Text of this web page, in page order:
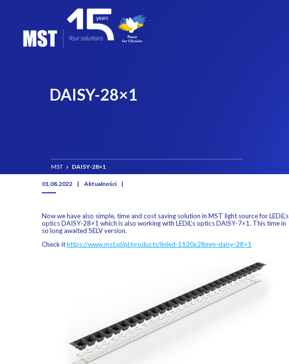
DAISY-28×1
MST DAISY-28×1
01.08.2022 | Aktualności |
Now we have also simple, time and cost saving solution in MST light source for LEDiL’s
optics DAISY-28×1 which is also working with LEDiL’s optics DAISY-7×1. This time in
so long awaited SELV version.
Check ithttps://www.mst.pl/pl/products/linled-1120x28mm-daisy-28×1